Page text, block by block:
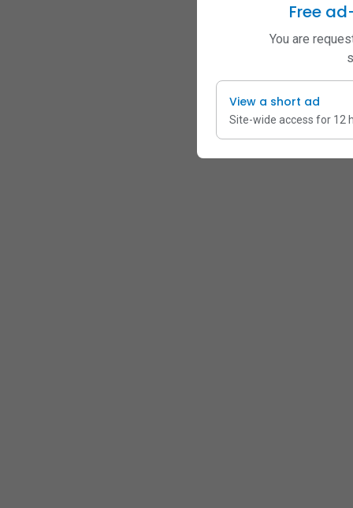
Free
You are
View a short ad
Site-wide access for 12